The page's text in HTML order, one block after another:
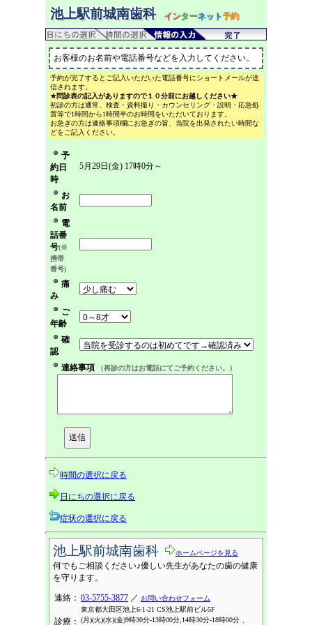
池上駅前城南歯科 インターネット予約
お客様のお名前や電話番号などを入力してください。
予約が完了するとご記入いただいた電話番号にショートメールが送
信されます。
★問診表の記入がありますので１０分前にお越しください★
初診の方は通常、検査・資料撮り・カウンセリング・説明・応急処
置等で1時間から1時間半のお時間をいただいております。
お急ぎの方は連絡事項欄にお急ぎの旨、当院を出発されたい時間な
どをご記入ください。
予
約日
時
5月29日(金) 17時0分～
お
名前
電
話番
号(※
携帯
番号)
痛
み
ご
年齢
確
認
連絡事項
（再診の方はお電話にてご予約ください。）
時間の選択に戻る
日にちの選択に戻る
症状の選択に戻る
池上駅前城南歯科 ホームページを見る
何でもご相談ください♪優しい先生があなたの歯の健康
を守ります。
連絡： 03-5755-3877 ／ お問い合わせフォーム
東京都大田区池上6-1-21 CS池上駅前ビル5F
診療： (月)(火)(水)(金)9時30分-13時00分,14時30分-18時00分 、